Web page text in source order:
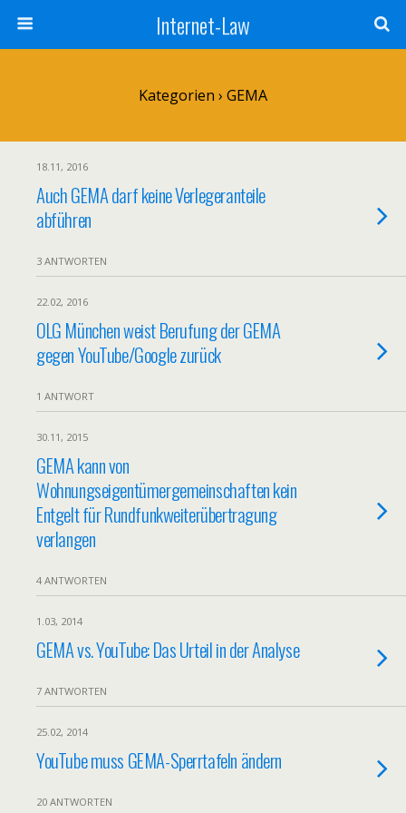
Internet-Law
Kategorien › GEMA
18.11, 2016
Auch GEMA darf keine Verlegeranteile
abführen
3 ANTWORTEN
22.02, 2016
OLG München weist Berufung der GEMA
gegen YouTube/Google zurück
1 ANTWORT
30.11, 2015
GEMA kann von
Wohnungseigentümergemeinschaften kein
Entgelt für Rundfunkweiterübertragung
verlangen
4 ANTWORTEN
1.03, 2014
GEMA vs. YouTube: Das Urteil in der Analyse
7 ANTWORTEN
25.02, 2014
YouTube muss GEMA-Sperrtafeln ändern
20 ANTWORTEN